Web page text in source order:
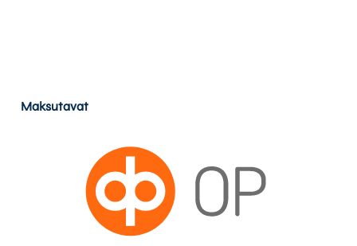
Maksutavat